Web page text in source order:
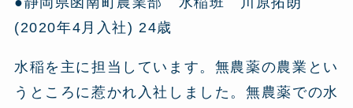
(2020年4月入社) 24歳
水稲を主に担当しています。無農薬の農業とい
うところに惹かれ入社しました。無農薬での水